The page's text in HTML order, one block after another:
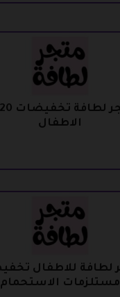
الاطفال
مستلزمات الاستحمام